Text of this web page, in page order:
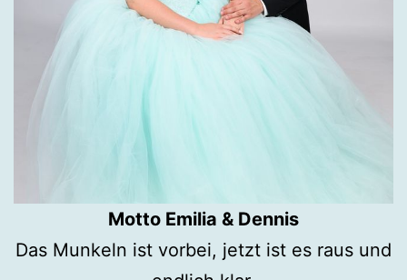
Motto Emilia & Dennis
Das Munkeln ist vorbei, jetzt ist es raus und